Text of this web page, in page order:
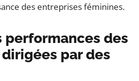
des entreprises féminines.
performances des
par des